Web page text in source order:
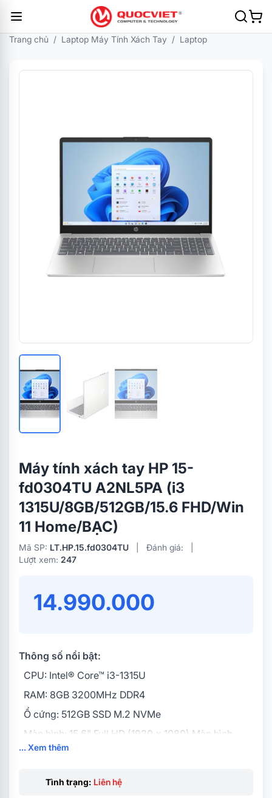
Trang chủ / Laptop Máy Tính Xách Tay / Laptop
Máy tính xách tay HP 15-
fd0304TU A2NL5PA (i3
1315U/8GB/512GB/15.6 FHD/Win
11 Home/BẠC)
Mã SP: LT.HP.15.fd0304TU Đánh giá:
Lượt xem: 247
14.990.000
Thông số nổi bật:
CPU: Intel® Core™ i3-1315U
RAM: 8GB 3200MHz DDR4
Ổ cứng: 512GB SSD M.2 NVMe
Màn hình: 15.6" Full HD (1920 x 1080) Màn hình
chống lóa,
OS: Windows 11 Home
... Xem thêm
Tình trạng: Liên hệ